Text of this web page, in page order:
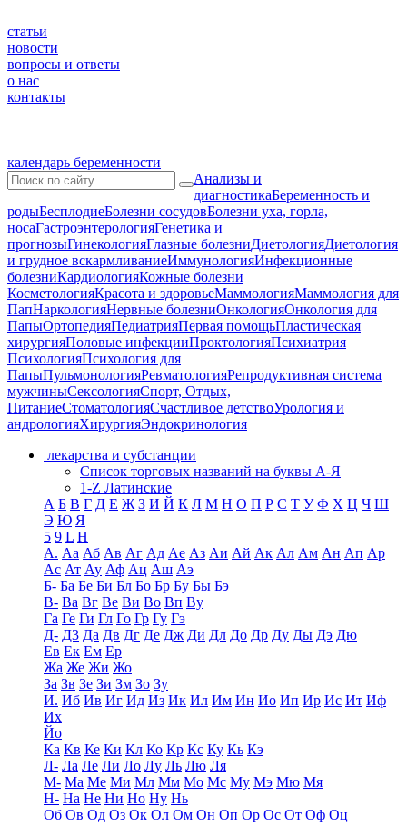
статьи
новости
вопросы и ответы
о нас
контакты
календарь беременности
Анализы и
диагностикаБеременность и
родыБесплодиеБолезни сосудовБолезни уха, горла,
носаГастроэнтерологияГенетика и
прогнозыГинекологияГлазные болезниДиетологияДиетология
и грудное вскармливаниеИммунологияИнфекционные
болезниКардиологияКожные болезни
КосметологияКрасота и здоровьеМаммологияМаммология для
ПапНаркологияНервные болезниОнкологияОнкология для
ПапыОртопедияПедиатрияПервая помощьПластическая
хирургияПоловые инфекцииПроктологияПсихиатрия
ПсихологияПсихология для
ПапыПульмонологияРевматологияРепродуктивная система
мужчиныСексологияСпорт, Отдых,
ПитаниеСтоматологияСчастливое детствоУрология и
андрологияХирургияЭндокринология
лекарства и субстанции
Список торговых названий на буквы А-Я
1-Z Латинские
А Б В Г Д Е Ж З И Й К Л М Н О П Р С Т У Ф Х Ц Ч Ш
Э Ю Я
5 9 L H
А. Аа Аб Ав Аг Ад Ае Аз Аи Ай Ак Ал Ам Ан Ап Ар
Ас Ат Ау Аф Ац Аш Аэ
Б- Ба Бе Би Бл Бо Бр Бу Бы Бэ
В- Ва Вг Ве Ви Во Вп Ву
Га Ге Ги Гл Го Гр Гу Гэ
Д- Д3 Да Дв Дг Де Дж Ди Дл До Др Ду Ды Дэ Дю
Ев Ек Ем Ер
Жа Же Жи Жо
За Зв Зе Зи Зм Зо Зу
И. Иб Ив Иг Ид Из Ик Ил Им Ин Ио Ип Ир Ис Ит Иф
Их
Йо
Ка Кв Ке Ки Кл Ко Кр Кс Ку Кь Кэ
Л- Ла Ле Ли Ло Лу Ль Лю Ля
М- Ма Ме Ми Мл Мм Мо Мс Му Мэ Мю Мя
Н- На Не Ни Но Ну Нь
Об Ов Од Оз Ок Ол Ом Он Оп Ор Ос От Оф Оц